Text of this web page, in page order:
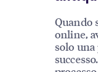
Quando
online,
solo